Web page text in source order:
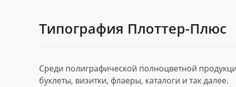
Типография Плоттер-Плюс
Среди полиграфической полноцветной
буклеты, визитки, флаеры, каталоги и так далее.